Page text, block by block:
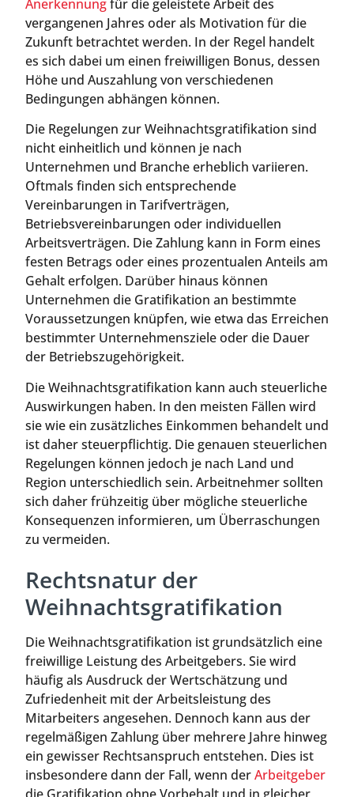
Anerkennungfür die geleistete Arbeit des
vergangenen Jahres oder als Motivation für die
Zukunft betrachtet werden. In der Regel handelt
es sich dabei um einen freiwilligen Bonus, dessen
Höhe und Auszahlung von verschiedenen
Bedingungen abhängen können.
Die Regelungen zur Weihnachtsgratifikation sind
nicht einheitlich und können je nach
Unternehmen und Branche erheblich variieren.
Oftmals finden sich entsprechende
Vereinbarungen in Tarifverträgen,
Betriebsvereinbarungen oder individuellen
Arbeitsverträgen. Die Zahlung kann in Form eines
festen Betrags oder eines prozentualen Anteils am
Gehalt erfolgen. Darüber hinaus können
Unternehmen die Gratifikation an bestimmte
Voraussetzungen knüpfen, wie etwa das Erreichen
bestimmter Unternehmensziele oder die Dauer
der Betriebszugehörigkeit.
Die Weihnachtsgratifikation kann auch steuerliche
Auswirkungen haben. In den meisten Fällen wird
sie wie ein zusätzliches Einkommen behandelt und
ist daher steuerpflichtig. Die genauen steuerlichen
Regelungen können jedoch je nach Land und
Region unterschiedlich sein. Arbeitnehmer sollten
sich daher frühzeitig über mögliche steuerliche
Konsequenzen informieren, um Überraschungen
zu vermeiden.
Rechtsnatur der
Weihnachtsgratifikation
Die Weihnachtsgratifikation ist grundsätzlich eine
freiwillige Leistung des Arbeitgebers. Sie wird
häufig als Ausdruck der Wertschätzung und
Zufriedenheit mit der Arbeitsleistung des
Mitarbeiters angesehen. Dennoch kann aus der
regelmäßigen Zahlung über mehrere Jahre hinweg
ein gewisser Rechtsanspruch entstehen. Dies ist
insbesondere dann der Fall, wenn derArbeitgeber